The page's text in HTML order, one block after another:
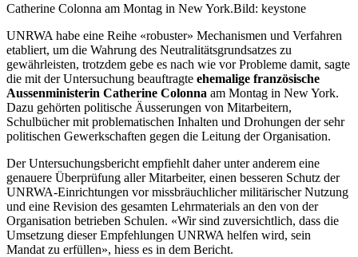
Catherine Colonna am Montag in New York.Bild: keystone
UNRWA habe eine Reihe «robuster» Mechanismen und Verfahren
etabliert, um die Wahrung des Neutralitätsgrundsatzes zu
gewährleisten, trotzdem gebe es nach wie vor Probleme damit, sagte
die mit der Untersuchung beauftragte ehemalige französische
Aussenministerin Catherine Colonna am Montag in New York.
Dazu gehörten politische Äusserungen von Mitarbeitern,
Schulbücher mit problematischen Inhalten und Drohungen der sehr
politischen Gewerkschaften gegen die Leitung der Organisation.
Der Untersuchungsbericht empfiehlt daher unter anderem eine
genauere Überprüfung aller Mitarbeiter, einen besseren Schutz der
UNRWA-Einrichtungen vor missbräuchlicher militärischer Nutzung
und eine Revision des gesamten Lehrmaterials an den von der
Organisation betrieben Schulen. «Wir sind zuversichtlich, dass die
Umsetzung dieser Empfehlungen UNRWA helfen wird, sein
Mandat zu erfüllen», hiess es in dem Bericht.